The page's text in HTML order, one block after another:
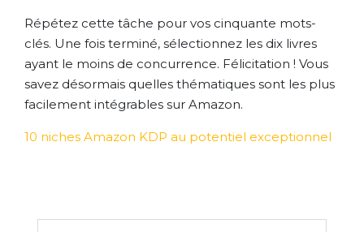
Répétez cette tâche pour vos cinquante mots-
clés. Une fois terminé, sélectionnez les dix livres
ayant le moins de concurrence. Félicitation ! Vous
savez désormais quelles thématiques sont les plus
facilement intégrables sur Amazon.
10 niches Amazon KDP au potentiel exceptionnel